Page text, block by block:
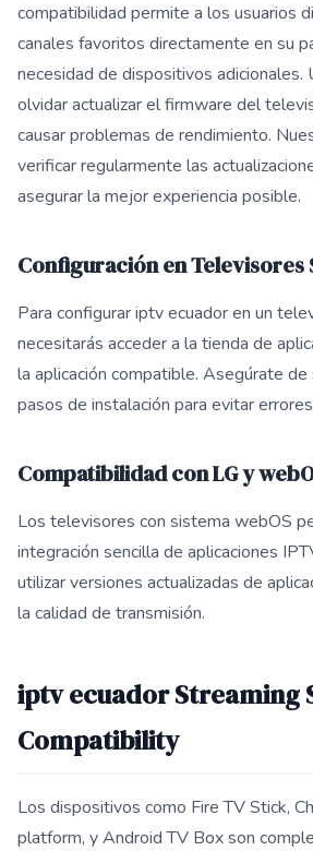
compatibilidad permite a los usuarios
canales favoritos directamente en su
necesidad de dispositivos adicionales.
olvidar actualizar el firmware del
causar problemas de rendimiento.
verificar regularmente las
asegurar la mejor experiencia posible.
Configuración en Televisores
Para configurar iptv ecuador en un
necesitarás acceder a la tienda de
la aplicación compatible. Asegúrate
pasos de instalación para evitar
Compatibilidad con LG y
Los televisores con sistema webOS
integración sencilla de aplicaciones
utilizar versiones actualizadas de
la calidad de transmisión.
iptv ecuador Streaming
Compatibility
Los dispositivos como Fire TV Stick,
platform, y Android TV Box son